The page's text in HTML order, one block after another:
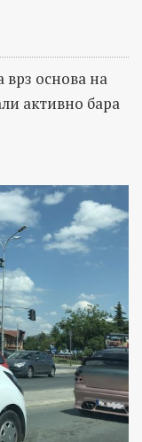
врз основа на
активно бара